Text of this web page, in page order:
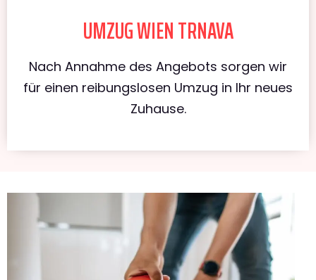
UMZUG WIEN TRNAVA
Nach Annahme des Angebots sorgen wir
für einen reibungslosen Umzug in Ihr neues
Zuhause.